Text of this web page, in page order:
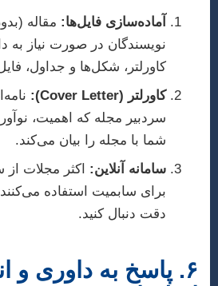
آماده‌سازی فایل‌ها: مقاله
نویسندگان در صورت نیاز به
کاورلتر، شکل‌ها و جداول،
کاورلتر (Cover Letter):
سردبیر مجله که اهمیت،
شما با مجله را بیان می‌کند.
سامانه آنلاین: اکثر مجلات از
برای سابمیت استفاده
دقت دنبال کنید.
۶. پاسخ به داوری و